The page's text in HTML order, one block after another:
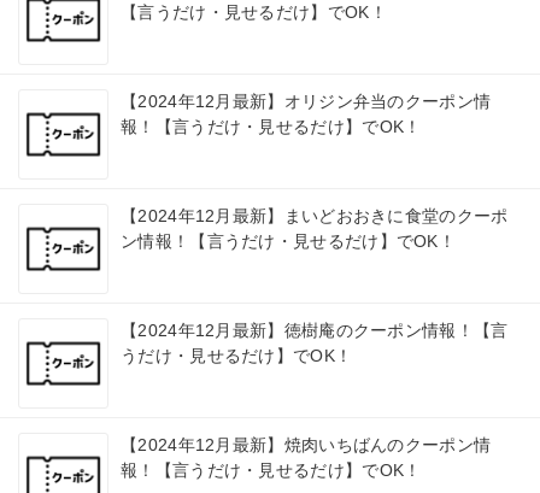
【言うだけ・見せるだけ】でOK！
【2024年12月最新】オリジン弁当のクーポン情
報！【言うだけ・見せるだけ】でOK！
【2024年12月最新】まいどおおきに食堂のクーポ
ン情報！【言うだけ・見せるだけ】でOK！
【2024年12月最新】徳樹庵のクーポン情報！【言
うだけ・見せるだけ】でOK！
【2024年12月最新】焼肉いちばんのクーポン情
報！【言うだけ・見せるだけ】でOK！